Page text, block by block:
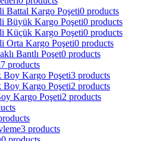
Battal Kargo Poşeti0 products
Büyük Kargo Poşeti0 products
Küçük Kargo Poşeti0 products
Orta Kargo Poşeti0 products
Bantlı Poşet0 products
7 products
Boy Kargo Poşeti3 products
Boy Kargo Poşeti2 products
Kargo Poşeti2 products
3 products